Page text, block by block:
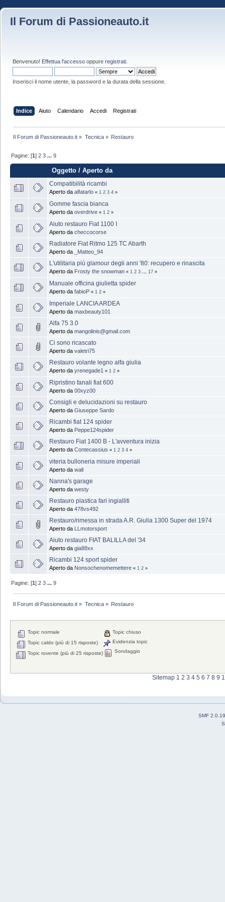
Il Forum di Passioneauto.it
Benvenuto! Effettua l'accesso oppure registrati
Inserisci il nome utente, la password e la durata della sessione.
Indice Aiuto Calendario Accedi Registrati
Il Forum di Passioneauto.it » Tecnica» Restauro
Pagine: [1]2 3 ...9
Oggetto /Aperto da
Compatibilità ricambi
Aperto da alfatarlo « 1 2 3 4 »
Gomme fascia bianca
Aperto da overdrive « 1 2 »
Aiuto restauro Fiat 1100 I
Aperto da checcocorse
Radiatore Fiat Ritmo 125 TC Abarth
Aperto da _Matteo_94
L'utilitaria più glamour degli anni '80: recupero e rinascita
Aperto da Frosty the snowman « 1 2 3 17 »
Manuale officina giulietta spider
Aperto da fabioP « 1 2 »
Imperiale LANCIA ARDEA
Aperto da maxbeauty101
Alfa 75 3.0
Aperto da mangolinis@gmail.com
Ci sono ricascato
Aperto da valetri75
Restauro volante legno alfa giulia
Aperto da yrenegade1 « 1 2 »
Ripristino fanali fiat 600
Aperto da 00xyz00
Consigli e delucidazioni su restauro
Aperto da Giuseppe Sardo
Ricambi fiat 124 spider
Aperto da Peppe124spider
Restauro Fiat 1400 B - L'avventura inizia
Aperto da Contecassius « 1 2 3 4 »
viteria bulloneria misure imperiali
Aperto da wall
Nanna's garage
Aperto da westy
Restauro plastica fari ingialliti
Aperto da 478vs492
Restauro/rimessa in strada A.R. Giulia 1300 Super del 1974
Aperto da LLmotorsport
Aiuto restauro FIAT BALILLA del '34
Aperto da gia88xx
Ricambi 124 sport spider
Aperto da Nonsochenomemettere « 1 2 »
Pagine: [1]2 3 ...9
Il Forum di Passioneauto.it » Tecnica» Restauro
Topic normale
Topic caldo (più di 15 risposte)
Topic rovente (più di 25 risposte)
Topic chiuso
Evidenzia topic
Sondaggio
Sitemap 1 2 3 4 5 6 7 8 9
SMF 2.0.19